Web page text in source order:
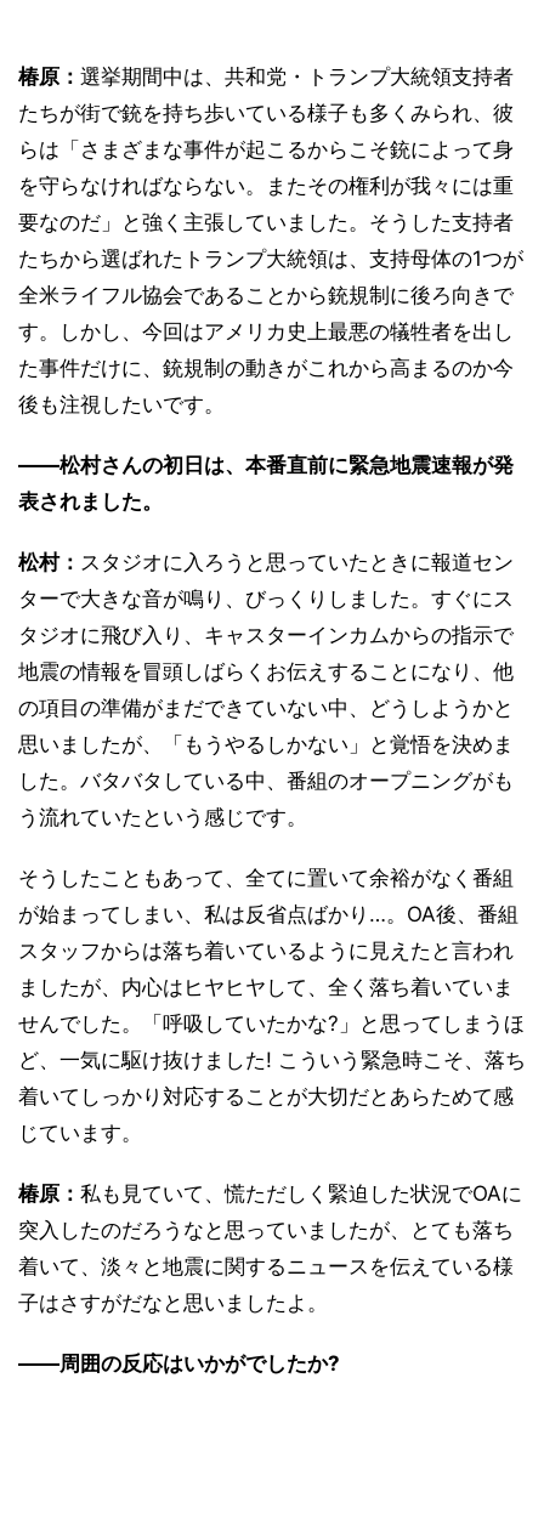
椿原： 選挙期間中は、共和党・トランプ大統領支持者
たちが街で銃を持ち歩いている様子も多くみられ、彼
らは「さまざまな事件が起こるからこそ銃によって身
を守らなければならない。またその権利が我々には重
要なのだ」と強く主張していました。そうした支持者
たちから選ばれたトランプ大統領は、支持母体の1つが
全米ライフル協会であることから銃規制に後ろ向きで
す。しかし、今回はアメリカ史上最悪の犠牲者を出し
た事件だけに、銃規制の動きがこれから高まるのか今
後も注視したいです。
――松村さんの初日は、本番直前に緊急地震速報が発
表されました。
松村： スタジオに入ろうと思っていたときに報道セン
ターで大きな音が鳴り、びっくりしました。すぐにス
タジオに飛び入り、キャスターインカムからの指示で
地震の情報を冒頭しばらくお伝えすることになり、他
の項目の準備がまだできていない中、どうしようかと
思いましたが、「もうやるしかない」と覚悟を決めま
した。バタバタしている中、番組のオープニングがも
う流れていたという感じです。
そうしたこともあって、全てに置いて余裕がなく番組
が始まってしまい、私は反省点ばかり…。OA後、番組
スタッフからは落ち着いているように見えたと言われ
ましたが、内心はヒヤヒヤして、全く落ち着いていま
せんでした。「呼吸していたかな?」と思ってしまうほ
ど、一気に駆け抜けました! こういう緊急時こそ、落ち
着いてしっかり対応することが大切だとあらためて感
じています。
椿原： 私も見ていて、慌ただしく緊迫した状況でOAに
突入したのだろうなと思っていましたが、とても落ち
着いて、淡々と地震に関するニュースを伝えている様
子はさすがだなと思いましたよ。
――周囲の反応はいかがでしたか?